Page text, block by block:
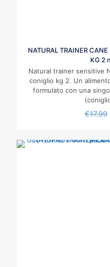
NATURAL TRAINER
KG 2
Natural trainer sensitive
coniglio kg 2. Un
formulato con una
€17.99